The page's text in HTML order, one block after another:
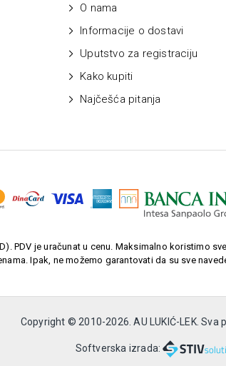
O nama
Informacije o dostavi
Uputstvo za registraciju
Kako kupiti
Najčešća pitanja
PDV je uračunat u cenu. Maksimalno koristimo
Ipak, ne možemo garantovati da su sve
Copyright © 2010-2026. AU LUKIĆ-LEK. Sva
Softverska izrada: